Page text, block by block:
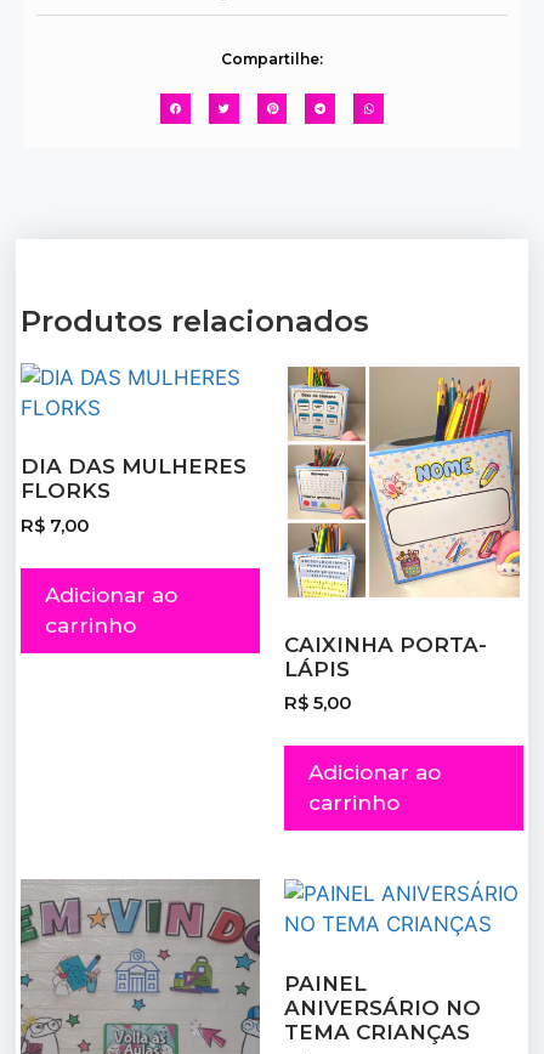
Compartilhe:
Produtos relacionados
DIA DAS MULHERES
FLORKS
R$ 7,00
Adicionar ao
carrinho
CAIXINHA PORTA-
LÁPIS
R$ 5,00
Adicionar ao
carrinho
PAINEL
ANIVERSÁRIO NO
TEMA CRIANÇAS